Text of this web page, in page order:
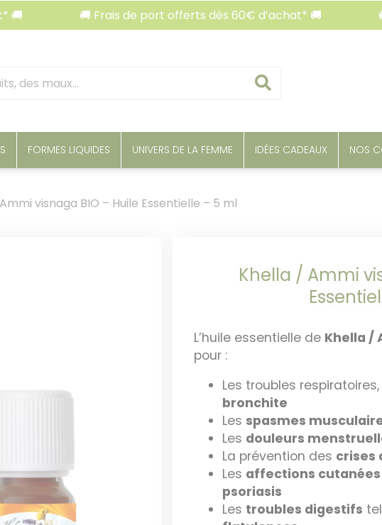
🚚 Frais de port offerts dès 60€ d’achat* 🚚 🚚
FORMES LIQUIDES UNIVERS DE LA FEMME IDÉES CADEAUX NOS
visnaga BIO – Huile Essentielle – 5 ml
Khella / Ammi
L’huile essentielle de Khella /
pour :
Les troubles
bronchite
Les spasmes
Les douleurs
La prévention des crises
Les affections cutanées
psoriasis
Les troubles digestifs